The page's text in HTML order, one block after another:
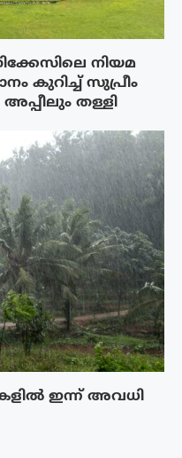
നിയമ
കുറിച്ച് സുപ്രീം
തള്ളി
ഇന്ന് അവധി